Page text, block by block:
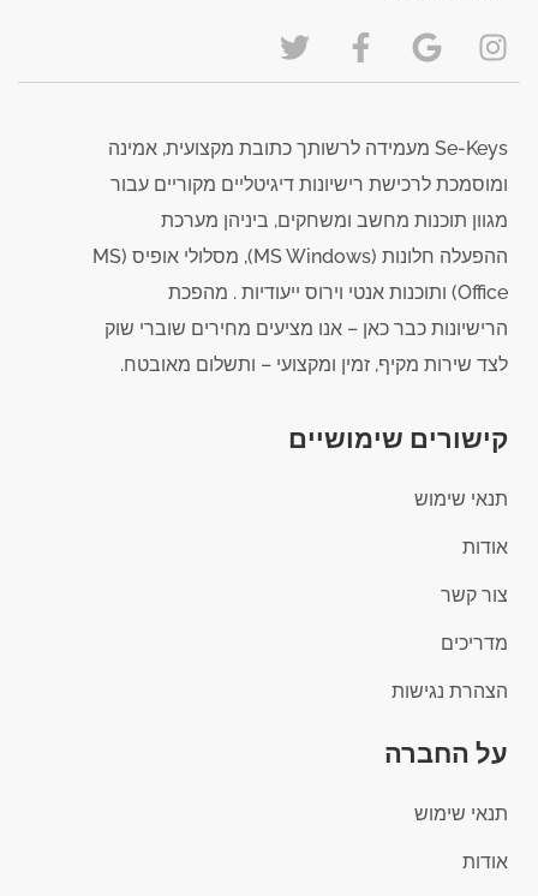
Se-Keys מעמידה לרשותך כתובת מקצועית, אמינה
ומוסמכת לרכישת רישיונות דיגיטליים מקוריים עבור
מגוון תוכנות מחשב ומשחקים, ביניהן מערכת
ההפעלה חלונות (MS Windows), מסלולי אופיס (MS
Office) ותוכנות אנטי וירוס ייעודיות . מהפכת
הרישיונות כבר כאן – אנו מציעים מחירים שוברי שוק
לצד שירות מקיף, זמין ומקצועי – ותשלום מאובטח.
קישורים שימושיים
תנאי שימוש
אודות
צור קשר
מדריכים
הצהרת נגישות
על החברה
תנאי שימוש
אודות